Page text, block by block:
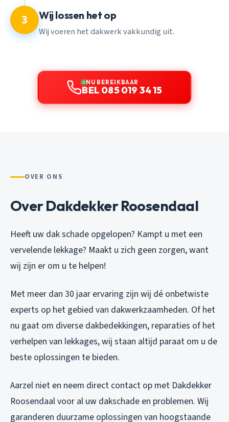
3 Wij lossen het op
Wij voeren het dakwerk vakkundig uit.
NU BEREIKBAAR
BEL 085 019 34 15
OVER ONS
Over Dakdekker Roosendaal
Heeft uw dak schade opgelopen? Kampt u met een
vervelende lekkage? Maakt u zich geen zorgen, want
wij zijn er om u te helpen!
Met meer dan 30 jaar ervaring zijn wij dé onbetwiste
experts op het gebied van dakwerkzaamheden. Of het
nu gaat om diverse dakbedekkingen, reparaties of het
verhelpen van lekkages, wij staan altijd paraat om u de
beste oplossingen te bieden.
Aarzel niet en neem direct contact op met Dakdekker
Roosendaal voor al uw dakschade en problemen. Wij
garanderen duurzame oplossingen van hoogstaande